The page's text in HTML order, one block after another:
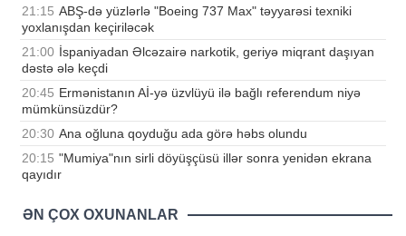
21:15 ABŞ-də yüzlərlə "Boeing 737 Max" təyyarəsi texniki
yoxlanışdan keçiriləcək
21:00 İspaniyadan Əlcəzairə narkotik, geriyə miqrant daşıyan
dəstə ələ keçdi
20:45 Ermənistanın Aİ-yə üzvlüyü ilə bağlı referendum niyə
mümkünsüzdür?
20:30 Ana oğluna qoyduğu ada görə həbs olundu
20:15 "Mumiya"nın sirli döyüşçüsü illər sonra yenidən ekrana
qayıdır
ƏN ÇOX OXUNANLAR